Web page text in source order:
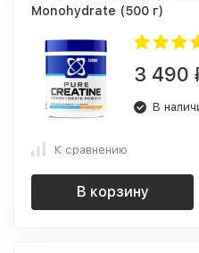
Monohydrate (500 г)
3 490
В
К сравнению
В корзину